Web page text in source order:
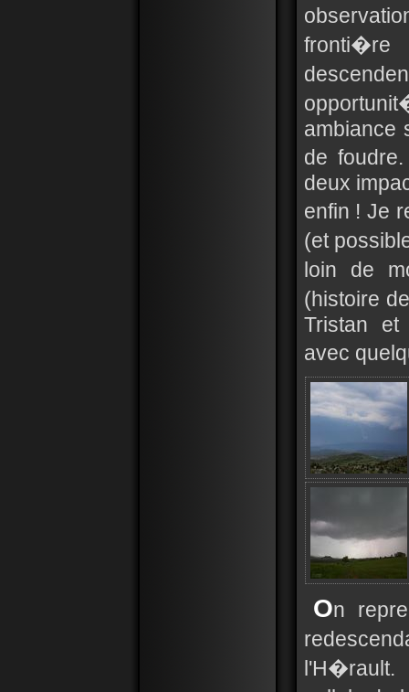
fronti�re
ambiance
de
deux
enfin ! Je
(et
loin de
(histoire
Tristan
avec
On